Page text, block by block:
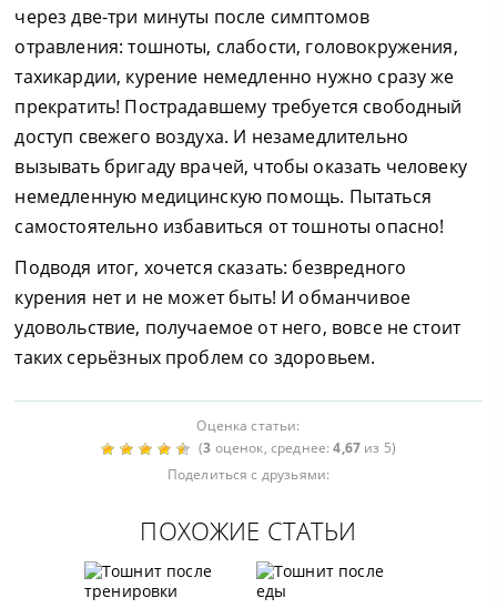
через две-три минуты после симптомов
отравления: тошноты, слабости, головокружения,
тахикардии, курение немедленно нужно сразу же
прекратить! Пострадавшему требуется свободный
доступ свежего воздуха. И незамедлительно
вызывать бригаду врачей, чтобы оказать человеку
немедленную медицинскую помощь. Пытаться
самостоятельно избавиться от тошноты опасно!
Подводя итог, хочется сказать: безвредного
курения нет и не может быть! И обманчивое
удовольствие, получаемое от него, вовсе не стоит
таких серьёзных проблем со здоровьем.
Оценка статьи:
(3 оценок, среднее:4,67 из 5)
Поделиться с друзьями:
ПОХОЖИЕ СТАТЬИ